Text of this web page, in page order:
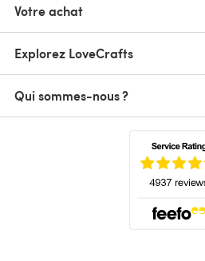
Votre achat
Explorez LoveCrafts
Qui sommes-nous ?